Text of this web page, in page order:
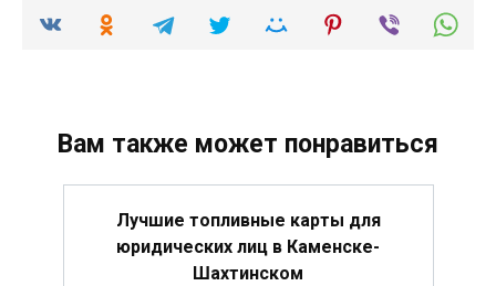
Вам также может понравиться
Лучшие топливные карты для
юридических лиц в Каменске-
Шахтинском